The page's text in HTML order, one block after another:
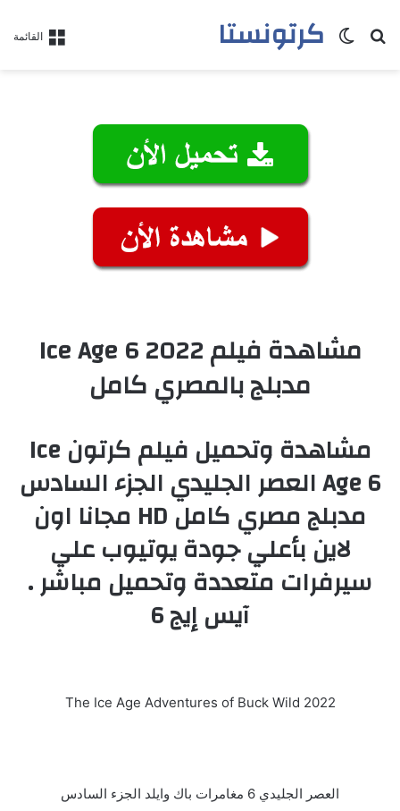
القائمة كرتونستابحث عنالوضع المظلم
مشاهدة فيلم Ice Age 6 2022
مدبلج بالمصري كامل
مشاهدة وتحميل فيلم كرتون Ice
Age 6 العصر الجليدي الجزء السادس
مدبلج مصري كامل HD مجانا اون
لاين بأعلي جودة يوتيوب علي
سيرفرات متعددة وتحميل مباشر .
آيس إيج 6
The Ice Age Adventures of Buck Wild 2022
العصر الجليدي 6 مغامرات باك وايلد الجزء السادس